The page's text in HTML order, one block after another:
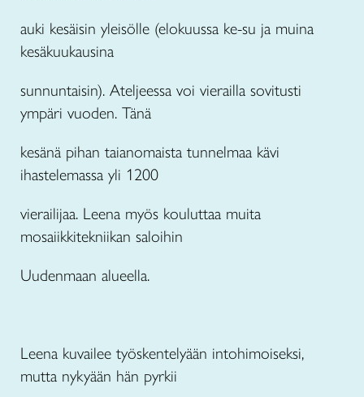
auki kesäisin yleisölle (elokuussa ke-su ja muina
kesäkuukausina
sunnuntaisin). Ateljeessa voi vierailla sovitusti
ympäri vuoden. Tänä
kesänä pihan taianomaista tunnelmaa kävi
ihastelemassa yli 1200
vierailijaa. Leena myös kouluttaa muita
mosaiikkitekniikan saloihin
Uudenmaan alueella.
Leena kuvailee työskentelyään intohimoiseksi,
mutta nykyään hän pyrkii